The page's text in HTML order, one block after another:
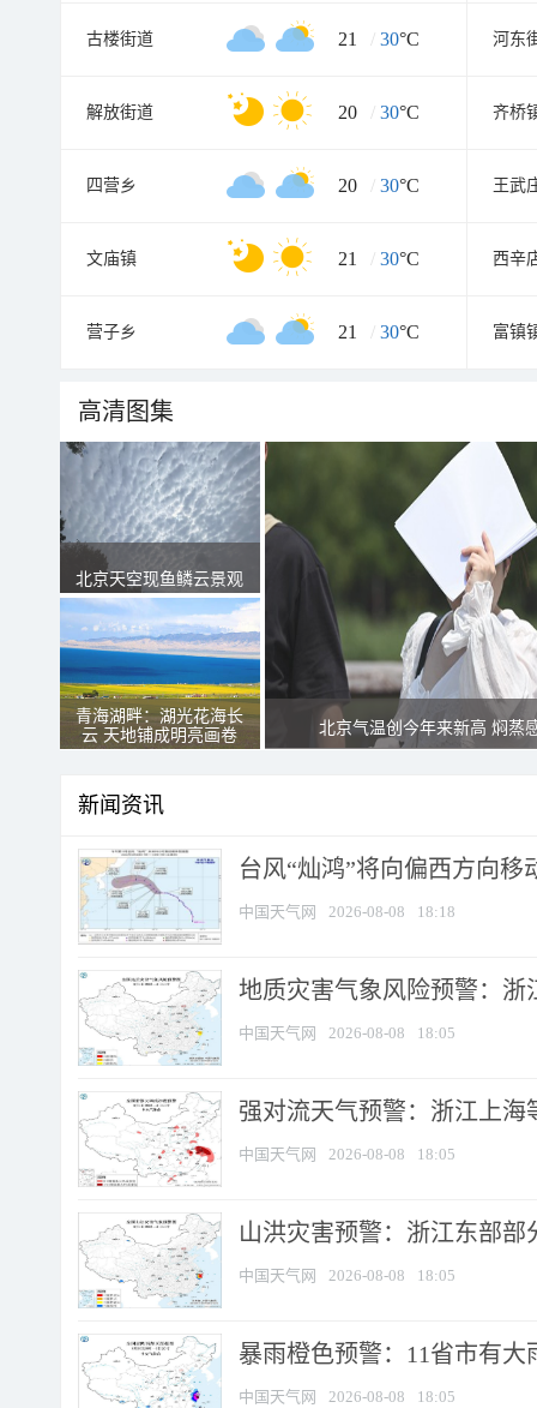
古楼街道 21 / 30°C 河东
解放街道 20 / 30°C 齐桥
四营乡 20 / 30°C 王武
文庙镇 21 / 30°C 西辛
营子乡 21 / 30°C 富镇
高清图集
北京天空现鱼鳞云景观
青海湖畔：湖光花海长
云 天地铺成明亮画卷
北京气温创今年来新高 焖蒸
新闻资讯
台风“灿鸿”将向偏西方向移
中国天气网 2026-08-08 18:18
地质灾害气象风险预警：
中国天气网 2026-08-08 18:05
强对流天气预警：浙江上海
中国天气网 2026-08-08 18:05
山洪灾害预警：浙江东部
中国天气网 2026-08-08 18:05
暴雨橙色预警：11省市有
中国天气网 2026-08-08 18:05